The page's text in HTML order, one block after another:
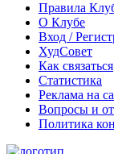
Правила
О Клубе
Вход /
ХудСовет
Как связаться
Статистика
Реклама на
Вопросы и
Политика